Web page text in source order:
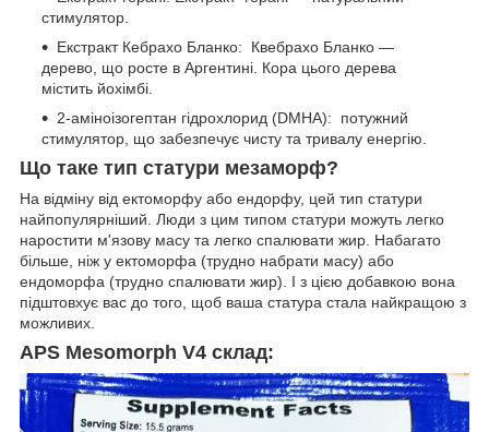
стимулятор.
Екстракт Кебрахо Бланко: Квебрахо Бланко —
дерево, що росте в Аргентині. Кора цього дерева
містить йохімбі.
2-аміноізогептан гідрохлорид (DMHA): потужний
стимулятор, що забезпечує чисту та тривалу енергію.
Що таке тип статури мезаморф?
На відміну від ектоморфу або ендорфу, цей тип статури
найпопулярніший. Люди з цим типом статури можуть легко
наростити м'язову масу та легко спалювати жир. Набагато
більше, ніж у ектоморфа (трудно набрати масу) або
ендоморфа (трудно спалювати жир). І з цією добавкою вона
підштовхує вас до того, щоб ваша статура стала найкращою з
можливих.
APS Mesomorph V4 склад: